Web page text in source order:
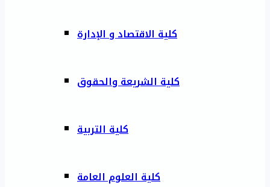
كلية الاقتصاد و الإدارة
كلية الشريعة والحقوق
كلية التربية
كلية العلوم العامة